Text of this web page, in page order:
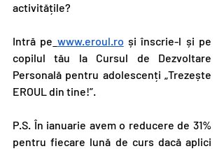
activitățile?
Intră pe www.eroul.ro și înscrie-l și pe
copilul tău la Cursul de Dezvoltare
Personală pentru adolescenți „Trezește
EROUL din tine!”.
P.S. În ianuarie avem o reducere de 31%
pentru fiecare lună de curs dacă aplici